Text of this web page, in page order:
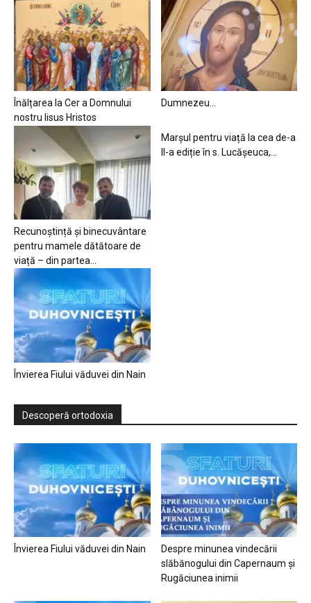
Înălțarea la Cer a Domnului
nostru Iisus Hristos
Dumnezeu…
Recunoștință și binecuvântare
pentru mamele dătătoare de
viață – din partea...
Marșul pentru viață la cea de-a
II-a ediție în s. Lucășeuca,...
Învierea Fiului văduvei din Nain
Descoperă ortodoxia
Învierea Fiului văduvei din Nain
Despre minunea vindecării
slăbănogului din Capernaum și
Rugăciunea inimii